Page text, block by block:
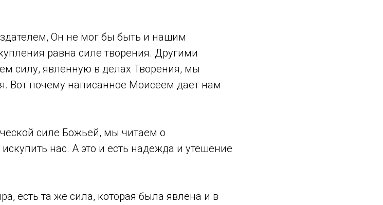
Он не мог бы быть и нашим
равна силе творения. Другими
силу, явленную в делах Творения, мы
Вот почему написанное Моисеем дает нам
силе Божьей, мы читаем о
нас. А это и есть надежда и утешение
есть та же сила, которая была явлена и в